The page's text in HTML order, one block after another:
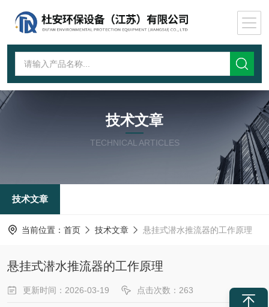
技术文章
TECHNICAL ARTICLES
技术文章
当前位置： 首页 技术文章 悬挂式潜水推流器的工作原理
悬挂式潜水推流器的工作原理
更新时间：2026-03-19 点击次数：263